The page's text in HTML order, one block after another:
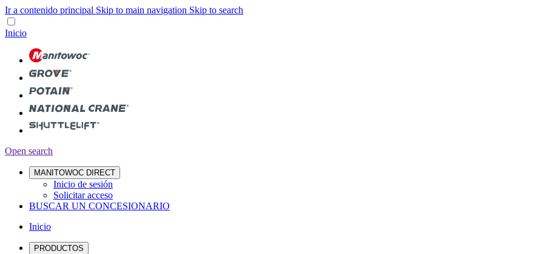
Ir a contenido principal Skip to main navigation Skip to search
Inicio
Open search
MANITOWOC DIRECT
Inicio de sesión
Solicitar acceso
BUSCAR UN CONCESIONARIO
Inicio
PRODUCTOS